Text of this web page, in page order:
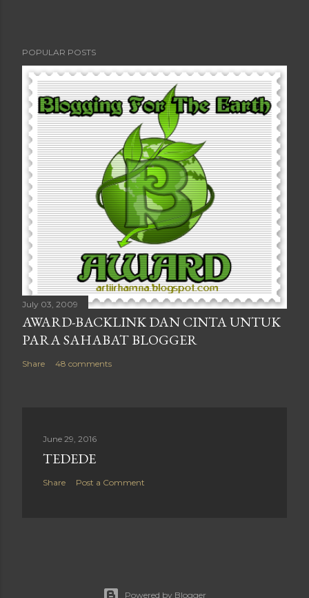
POPULAR POSTS
July 03, 2009
AWARD-BACKLINK DAN CINTA UNTUK
PARA SAHABAT BLOGGER
Share 48 comments
June 29, 2016
TEDEDE
Share Post a Comment
Powered by Blogger